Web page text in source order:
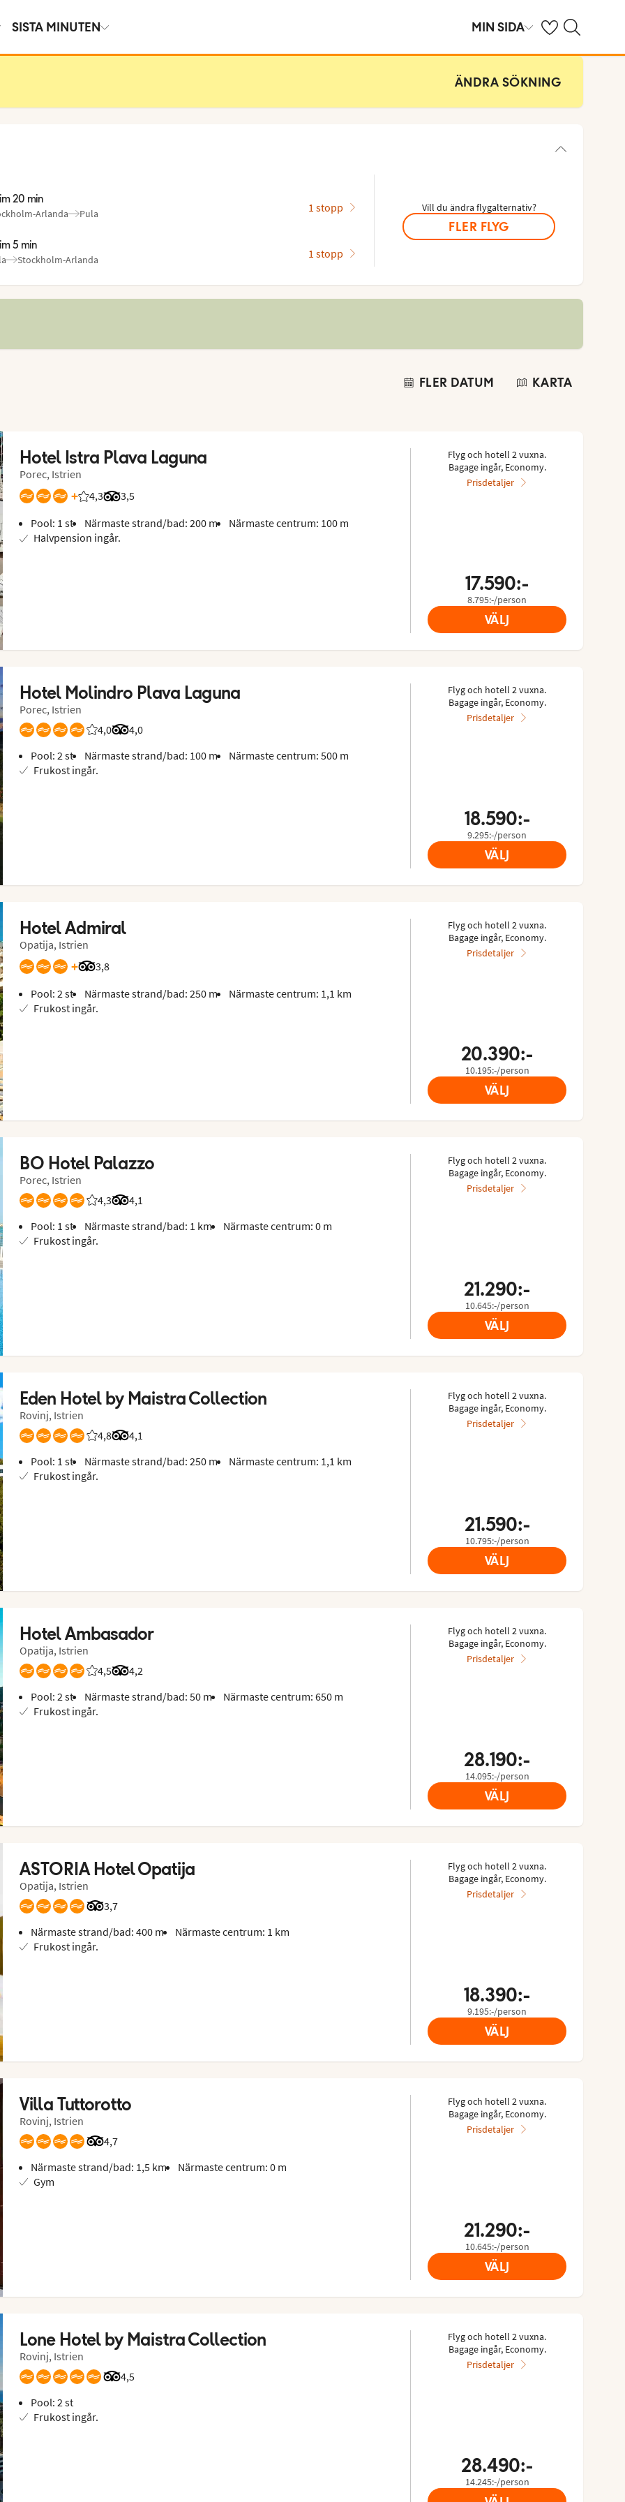
SISTA MINUTEN MIN SIDA Se dina sparade
Sök på ving.se
ÄNDRA SÖKNING
20 min
: Arlanda
: Pula 1 stopp
5 min
: Stockholm-Arlanda 1 stopp
Vill du ändra flygalternativ?
FLER FLYG
FLER DATUM KARTA
Hotel Istra Plava Laguna
Porec, Istrien
+ 4,3
Betyg från Vings gäster: 4.333/5
3,5
Betyg från Tripadvisor: 3.5 of 5
Pool: 1 st
Närmaste strand/bad: 200 m
Närmaste centrum: 100 m
Halvpension ingår.
Flyg och hotell 2 vuxna.
Bagage ingår, Economy.
Prisdetaljer
17.590:-
8.795:-/person
VÄLJ
Hotel Molindro Plava Laguna
Porec, Istrien
4,0
Betyg från Vings gäster: 4/5
4,0
Betyg från Tripadvisor: 4 of 5
Pool: 2 st
Närmaste strand/bad: 100 m
Närmaste centrum: 500 m
Frukost ingår.
Flyg och hotell 2 vuxna.
Bagage ingår, Economy.
Prisdetaljer
18.590:-
9.295:-/person
VÄLJ
Hotel Admiral
Opatija, Istrien
+ 3,8
Betyg från Tripadvisor: 3.8 of 5
Pool: 2 st
Närmaste strand/bad: 250 m
Närmaste centrum: 1,1 km
Frukost ingår.
Flyg och hotell 2 vuxna.
Bagage ingår, Economy.
Prisdetaljer
20.390:-
10.195:-/person
VÄLJ
BO Hotel Palazzo
Porec, Istrien
4,3
Betyg från Vings gäster: 4.25/5
4,1
Betyg från Tripadvisor: 4.1 of 5
Pool: 1 st
Närmaste strand/bad: 1 km
Närmaste centrum: 0 m
Frukost ingår.
Flyg och hotell 2 vuxna.
Bagage ingår, Economy.
Prisdetaljer
21.290:-
10.645:-/person
VÄLJ
Eden Hotel by Maistra Collection
Rovinj, Istrien
4,8
Betyg från Vings gäster: 4.75/5
4,1
Betyg från Tripadvisor: 4.1 of 5
Pool: 1 st
Närmaste strand/bad: 250 m
Närmaste centrum: 1,1 km
Frukost ingår.
Flyg och hotell 2 vuxna.
Bagage ingår, Economy.
Prisdetaljer
21.590:-
10.795:-/person
VÄLJ
Hotel Ambasador
Opatija, Istrien
4,5
Betyg från Vings gäster: 4.5/5
4,2
Betyg från Tripadvisor: 4.2 of 5
Pool: 2 st
Närmaste strand/bad: 50 m
Närmaste centrum: 650 m
Frukost ingår.
Flyg och hotell 2 vuxna.
Bagage ingår, Economy.
Prisdetaljer
28.190:-
14.095:-/person
VÄLJ
ASTORIA Hotel Opatija
Opatija, Istrien
3,7
Betyg från Tripadvisor: 3.7 of 5
Närmaste strand/bad: 400 m
Närmaste centrum: 1 km
Frukost ingår.
Flyg och hotell 2 vuxna.
Bagage ingår, Economy.
Prisdetaljer
18.390:-
9.195:-/person
VÄLJ
Villa Tuttorotto
Rovinj, Istrien
4,7
Betyg från Tripadvisor: 4.7 of 5
Närmaste strand/bad: 1,5 km
Närmaste centrum: 0 m
Gym
Flyg och hotell 2 vuxna.
Bagage ingår, Economy.
Prisdetaljer
21.290:-
10.645:-/person
VÄLJ
Lone Hotel by Maistra Collection
Rovinj, Istrien
4,5
Betyg från Tripadvisor: 4.5 of 5
Pool: 2 st
Frukost ingår.
Flyg och hotell 2 vuxna.
Bagage ingår, Economy.
Prisdetaljer
28.490:-
14.245:-/person